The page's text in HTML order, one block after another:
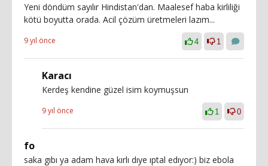
Yeni döndüm sayılır Hindistan'dan. Maalesef haba kirliliği
kötü boyutta orada. Acil çözüm üretmeleri lazım...
9 yıl önce 4 1
Karacı
Kerdeş kendine güzel isim koymuşsun
9 yıl önce 1 0
fo
saka gıbı ya adam hava kırlı dıye ıptal edıyor:) biz ebola